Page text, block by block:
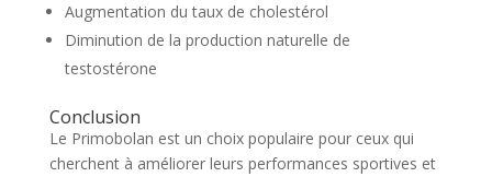
Augmentation du taux de cholestérol
Diminution de la production naturelle de
testostérone
Conclusion
Le Primobolan est un choix populaire pour ceux qui
cherchent à améliorer leurs performances sportives et